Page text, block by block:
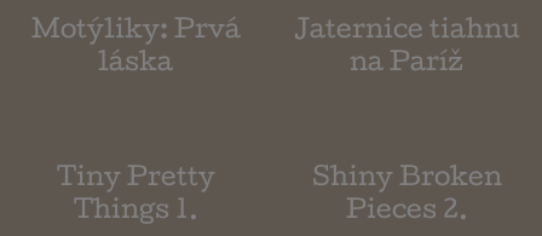
Motýliky: Prvá
láska
Jaternice tiahnu
na Paríž
Tiny Pretty
Things 1.
Shiny Broken
Pieces 2.